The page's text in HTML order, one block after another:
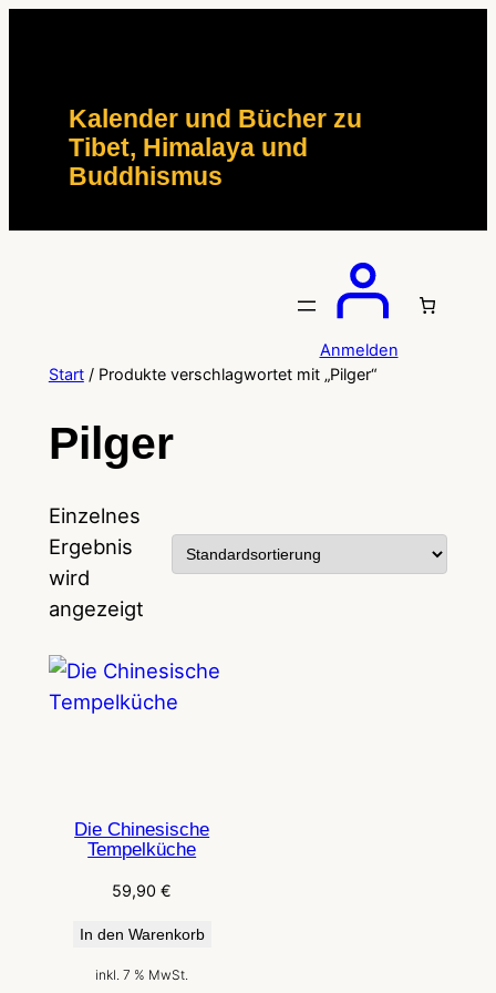
Kalender und Bücher zu
Tibet, Himalaya und
Buddhismus
Anmelden
Start/ Produkte verschlagwortet mit „Pilger“
Pilger
Einzelnes
Ergebnis
wird
angezeigt
Die Chinesische
Tempelküche
59,90€
In den Warenkorb
inkl. 7 % MwSt.